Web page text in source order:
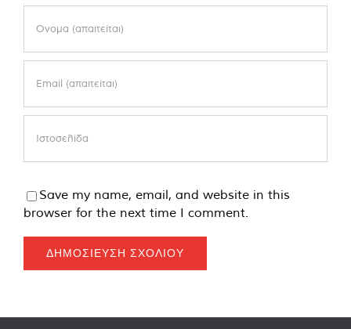
Save my name, email, and website in this
browser for the next time I comment.